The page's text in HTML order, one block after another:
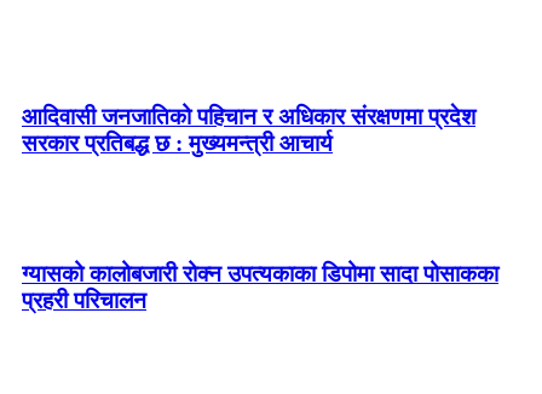
आदिवासी जनजातिको पहिचान र अधिकार संरक्षणमा प्रदेश
सरकार प्रतिबद्ध छ : मुख्यमन्त्री आचार्य
ग्यासको कालोबजारी रोक्न उपत्यकाका डिपोमा सादा पोसाकका
प्रहरी परिचालन